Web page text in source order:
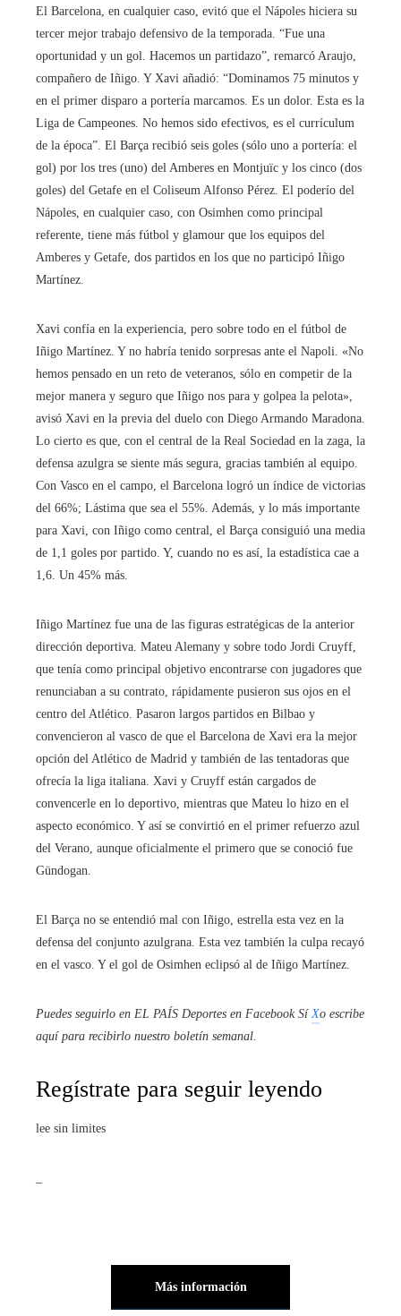
El Barcelona, ​​en cualquier caso, evitó que el Nápoles hiciera su
tercer mejor trabajo defensivo de la temporada. “Fue una
oportunidad y un gol. Hacemos un partidazo”, remarcó Araujo,
compañero de Iñigo. Y Xavi añadió: “Dominamos 75 minutos y
en el primer disparo a portería marcamos. Es un dolor. Esta es la
Liga de Campeones. No hemos sido efectivos, es el currículum
de la época”. El Barça recibió seis goles (sólo uno a portería: el
gol) por los tres (uno) del Amberes en Montjuïc y los cinco (dos
goles) del Getafe en el Coliseum Alfonso Pérez. El poderío del
Nápoles, en cualquier caso, con Osimhen como principal
referente, tiene más fútbol y glamour que los equipos del
Amberes y Getafe, dos partidos en los que no participó Iñigo
Martínez.
Xavi confía en la experiencia, pero sobre todo en el fútbol de
Iñigo Martínez. Y no habría tenido sorpresas ante el Napoli. «No
hemos pensado en un reto de veteranos, sólo en competir de la
mejor manera y seguro que Iñigo nos para y golpea la pelota»,
avisó Xavi en la previa del duelo con Diego Armando Maradona.
Lo cierto es que, con el central de la Real Sociedad en la zaga, la
defensa azulgra se siente más segura, gracias también al equipo.
Con Vasco en el campo, el Barcelona logró un índice de victorias
del 66%; Lástima que sea el 55%. Además, y lo más importante
para Xavi, con Iñigo como central, el Barça consiguió una media
de 1,1 goles por partido. Y, cuando no es así, la estadística cae a
1,6. Un 45% más.
Iñigo Martínez fue una de las figuras estratégicas de la anterior
dirección deportiva. Mateu Alemany y sobre todo Jordi Cruyff,
que tenía como principal objetivo encontrarse con jugadores que
renunciaban a su contrato, rápidamente pusieron sus ojos en el
centro del Atlético. Pasaron largos partidos en Bilbao y
convencieron al vasco de que el Barcelona de Xavi era la mejor
opción del Atlético de Madrid y también de las tentadoras que
ofrecía la liga italiana. Xavi y Cruyff están cargados de
convencerle en lo deportivo, mientras que Mateu lo hizo en el
aspecto económico. Y así se convirtió en el primer refuerzo azul
del Verano, aunque oficialmente el primero que se conoció fue
Gündogan.
El Barça no se entendió mal con Iñigo, estrella esta vez en la
defensa del conjunto azulgrana. Esta vez también la culpa recayó
en el vasco. Y el gol de Osimhen eclipsó al de Iñigo Martínez.
Puedes seguirlo en EL PAÍS Deportes en FacebookSí Xo escribe
aquí para recibirlo nuestro boletín semanal
Regístrate para seguir leyendo
lee sin limites
Más información